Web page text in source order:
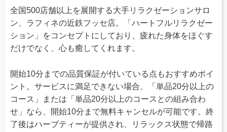
全国500店舗以上を展開する大手リラクゼーションサロ
ン、ラフィネの近鉄フッセ店。「ハートフルリラクゼー
ション」をコンセプトにしており、疲れた身体をほぐす
だけでなく、心も癒してくれます。
開始10分までの品質保証が付いている点もおすすめポイ
ント。サービスに満足できない場合、「単品20分以上の
コース」または「単品20分以上のコースとの組み合わ
せ」なら、開始10分まで無料キャンセルが可能です。終
了後はハーブティーが提供され、リラックス状態で帰路